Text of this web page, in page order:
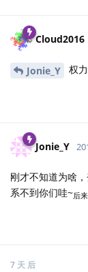
Cloud2016
Jonie_Y 权
Jonie_Y
刚才不知道为啥
系不到你们哇~后
7 天 后